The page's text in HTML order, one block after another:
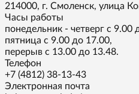
214000, г. Смоленск, улица
Часы работы
понедельник - четверг с 9.00
пятница с 9.00 до 17.00,
перерыв с 13.00 до 13.48.
Телефон
+7 (4812) 38-13-43
Электронная почта